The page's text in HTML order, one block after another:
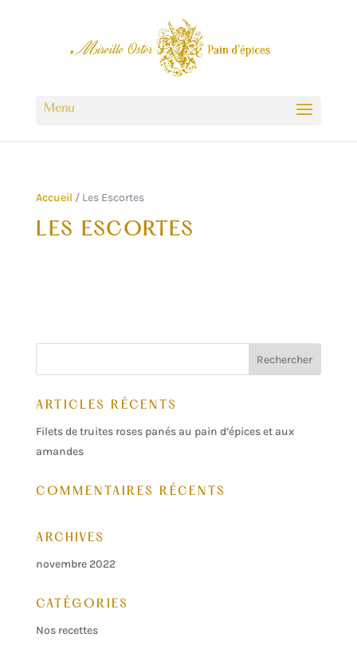
Accueil / Les Escortes
LES ESCORTES
ARTICLES RÉCENTS
Filets de truites roses panés au pain d’épices et aux
amandes
COMMENTAIRES RÉCENTS
ARCHIVES
novembre 2022
CATÉGORIES
Nos recettes